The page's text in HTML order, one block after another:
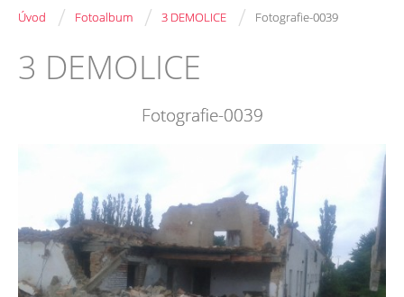
Úvod / Fotoalbum / 3 DEMOLICE / Fotografie-0039
3 DEMOLICE
Fotografie-0039